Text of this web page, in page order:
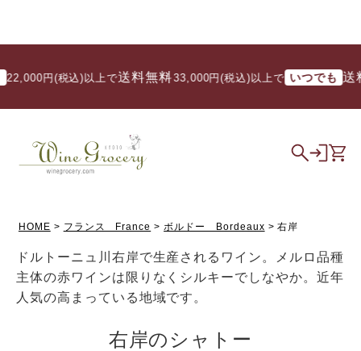
税込)以上で送料無料/ 33,000円(税込)以上で いつでも 送料無料
HOME フランス France ボルドー Bordeaux 右岸
ドルトーニュ川右岸で生産されるワイン。メルロ品種
主体の赤ワインは限りなくシルキーでしなやか。近年
人気の高まっている地域です。
右岸のシャトー